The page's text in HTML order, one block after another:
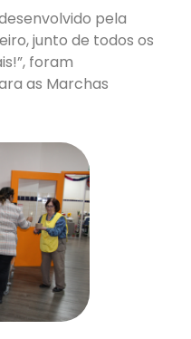
pela
junto de todos os
foram
as Marchas